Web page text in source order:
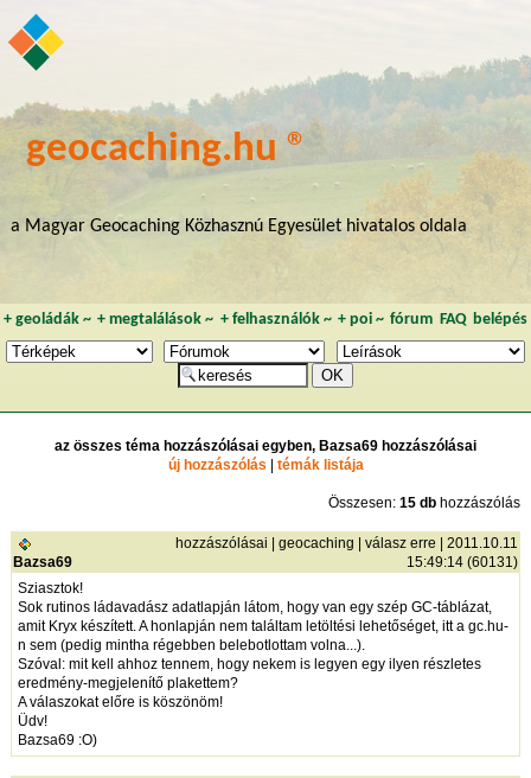
geocaching.hu ®
a Magyar Geocaching Közhasznú Egyesület hivatalos oldala
+ geoládák~ +megtalálások ~ + felhasználók~ + poi~ fórum FAQ belépés
az összes téma hozzászólásai egyben, Bazsa69 hozzászólásai
új hozzászólás
témák listája
Összesen:15 db hozzászólás
Bazsa69
hozzászólásai |geocaching |válasz erre | 2011.10.11
15:49:14 (60131)
Sziasztok!
Sok rutinos ládavadász adatlapján látom, hogy van egy szép GC-táblázat,
amit Kryx készített. A honlapján nem találtam letöltési lehetőséget, itt a gc.hu-
n sem (pedig mintha régebben belebotlottam volna...).
Szóval: mit kell ahhoz tennem, hogy nekem is legyen egy ilyen részletes
eredmény-megjelenítő plakettem?
A válaszokat előre is köszönöm!
Üdv!
Bazsa69 :O)